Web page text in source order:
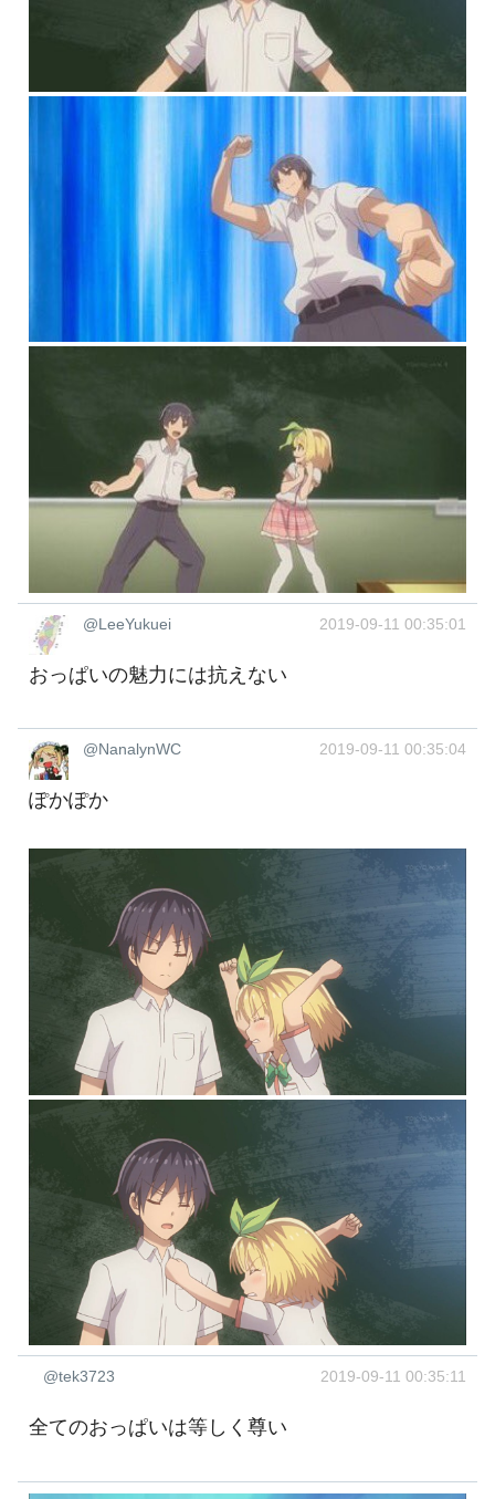
@LeeYukuei 2019-09-11 00:35:01
おっぱいの魅力には抗えない
@NanalynWC 2019-09-11 00:35:04
ぽかぽか
@tek3723 2019-09-11 00:35:11
全てのおっぱいは等しく尊い